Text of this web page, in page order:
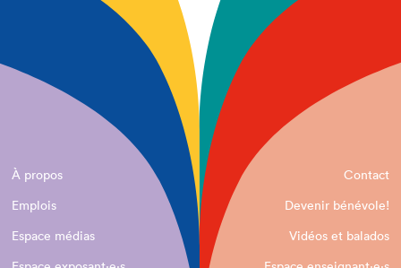
À propos
Contact
Emplois
Devenir bénévole!
Espace médias
Vidéos et balados